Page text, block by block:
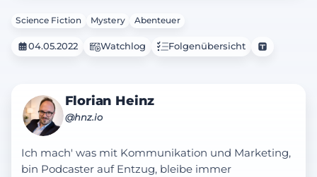
Science Fiction Mystery Abenteuer
04.05.2022 Watchlog Folgenübersicht
Florian Heinz
@hnz.io
Ich mach' was mit Kommunikation und Marketing,
bin Podcaster auf Entzug, bleibe immer